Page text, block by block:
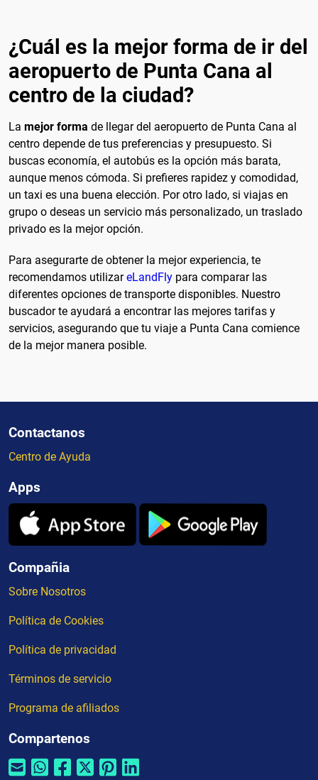
¿Cuál es la mejor forma de ir del
aeropuerto de Punta Cana al
centro de la ciudad?
La mejor forma de llegar del aeropuerto de Punta Cana al
centro depende de tus preferencias y presupuesto. Si
buscas economía, el autobús es la opción más barata,
aunque menos cómoda. Si prefieres rapidez y comodidad,
un taxi es una buena elección. Por otro lado, si viajas en
grupo o deseas un servicio más personalizado, un traslado
privado es la mejor opción.
Para asegurarte de obtener la mejor experiencia, te
recomendamos utilizareLandFly para comparar las
diferentes opciones de transporte disponibles. Nuestro
buscador te ayudará a encontrar las mejores tarifas y
servicios, asegurando que tu viaje a Punta Cana comience
de la mejor manera posible.
Contactanos
Centro de Ayuda
Apps
Compañia
Sobre Nosotros
Política de Cookies
Política de privacidad
Términos de servicio
Programa de afiliados
Compartenos